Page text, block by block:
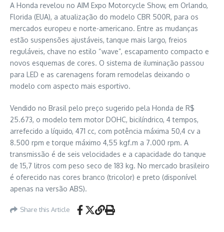
A Honda revelou no AIM Expo Motorcycle Show, em Orlando,
Florida (EUA), a atualização do modelo CBR 500R, para os
mercados europeu e norte-americano. Entre as mudanças
estão suspensões ajustáveis, tanque mais largo, freios
reguláveis, chave no estilo “wave”, escapamento compacto e
novos esquemas de cores. O sistema de iluminação passou
para LED e as carenagens foram remodelas deixando o
modelo com aspecto mais esportivo.
Vendido no Brasil pelo preço sugerido pela Honda de R$
25.673, o modelo tem motor DOHC, bicilíndrico, 4 tempos,
arrefecido a líquido, 471 cc, com potência máxima 50,4 cv a
8.500 rpm e torque máximo 4,55 kgf.m a 7.000 rpm. A
transmissão é de seis velocidades e a capacidade do tanque
de 15,7 litros com peso seco de 183 kg. No mercado brasileiro
é oferecido nas cores branco (tricolor) e preto (disponível
apenas na versão ABS).
Share this Article